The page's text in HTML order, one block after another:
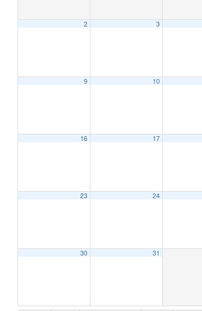
2 3
9 10
16 17
23 24
30 31